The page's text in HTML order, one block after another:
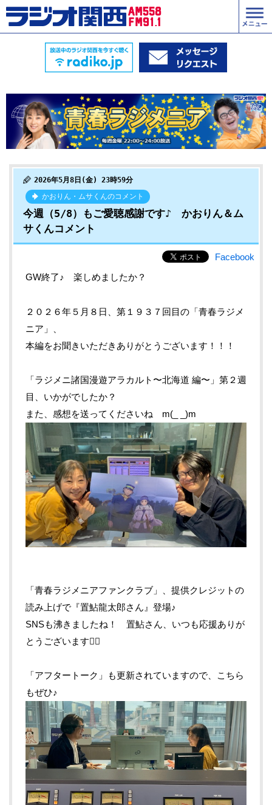
2026年5月8日(金) 23時59分
かおりん・ムサくんのコメント
今週（5/8）もご愛聴感謝です♪ かおりん＆ム
サくんコメント
Facebook
GW終了♪ 楽しめましたか？
２０２６年５月８日、第１９３７回目の「青春ラジメ
ニア」、
本編をお聞きいただきありがとうございます！！！
「ラジメニ諸国漫遊アラカルト〜北海道 編〜」第２週
目、いかがでしたか？
また、感想を送ってくださいね m(_ _)m
「青春ラジメニアファンクラブ」、提供クレジットの
読み上げで『置鮎龍太郎さん』登場♪
SNSも沸きましたね！ 置鮎さん、いつも応援ありが
とうございます🙇‍♂️
「アフタートーク」も更新されていますので、こちら
もぜひ♪